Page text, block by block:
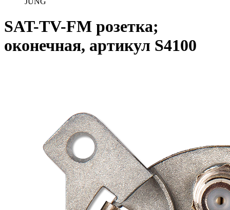
SAT-TV-FM розетка;
оконечная, артикул S4100